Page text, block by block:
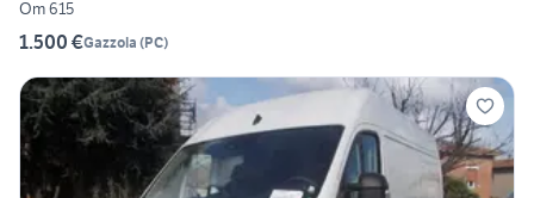
Om 615
1.500 €Gazzola (PC)